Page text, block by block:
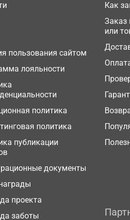
пользования сайтом
лояльности
политика
политика
публикации
документы
проекта
заботы
Как
Заказ
или